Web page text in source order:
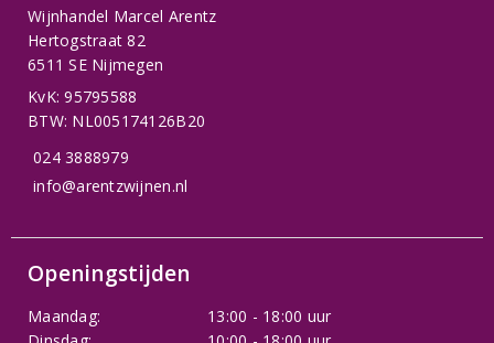
Wijnhandel Marcel Arentz
Hertogstraat 82
6511 SE Nijmegen
KvK: 95795588
BTW: NL005174126B20
024 3888979
info@arentzwijnen.nl
Openingstijden
Maandag:
13:00 - 18:00 uur